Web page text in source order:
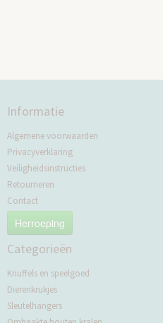
Informatie
Algemene voorwaarden
Privacyverklaring
Veiligheidsinstructies
Retourneren
Contact
Herroeping
Categorieën
Knuffels en speelgoed
Dierenkrukjes
Sleutelhangers